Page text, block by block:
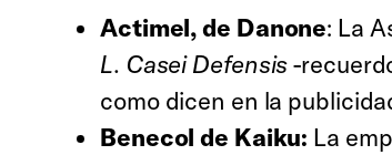
Actimel, de Danone: La
L. Casei Defensis-
como dicen en la
Benecol de Kaiku: La